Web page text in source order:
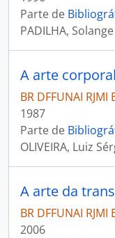
Parte de
PADILHA, Solange
BR DFFUNAI
1987
Parte de
OLIVEIRA, Luiz
BR DFFUNAI
2006